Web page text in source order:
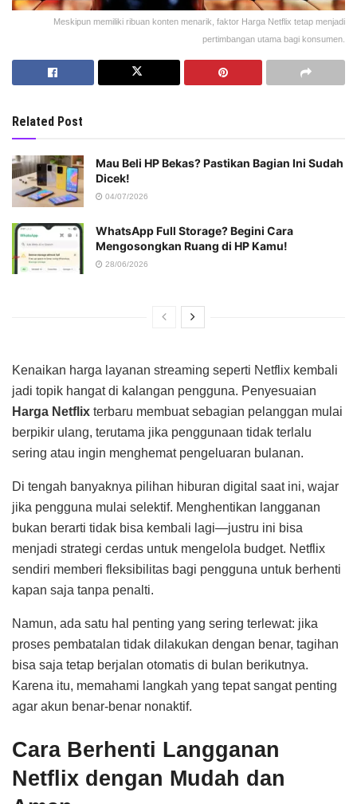
Meskipun memiliki ribuan konten menarik, faktor Harga Netflix tetap menjadi
pertimbangan utama bagi konsumen.
Related Post
Mau Beli HP Bekas? Pastikan Bagian Ini Sudah
Dicek!
04/07/2026
WhatsApp Full Storage? Begini Cara
Mengosongkan Ruang di HP Kamu!
28/06/2026
Kenaikan harga layanan streaming seperti Netflix kembali
jadi topik hangat di kalangan pengguna. Penyesuaian
Harga Netflix terbaru membuat sebagian pelanggan mulai
berpikir ulang, terutama jika penggunaan tidak terlalu
sering atau ingin menghemat pengeluaran bulanan.
Di tengah banyaknya pilihan hiburan digital saat ini, wajar
jika pengguna mulai selektif. Menghentikan langganan
bukan berarti tidak bisa kembali lagi—justru ini bisa
menjadi strategi cerdas untuk mengelola budget. Netflix
sendiri memberi fleksibilitas bagi pengguna untuk berhenti
kapan saja tanpa penalti.
Namun, ada satu hal penting yang sering terlewat: jika
proses pembatalan tidak dilakukan dengan benar, tagihan
bisa saja tetap berjalan otomatis di bulan berikutnya.
Karena itu, memahami langkah yang tepat sangat penting
agar akun benar-benar nonaktif.
Cara Berhenti Langganan
Netflix dengan Mudah dan